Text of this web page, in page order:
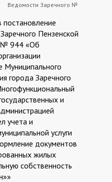
Ведомости Заречного №
постановление
Пензенской
№ 944 «Об
Муниципального
города Заречного
и
учета и
услуги
документов
жилых
собственность